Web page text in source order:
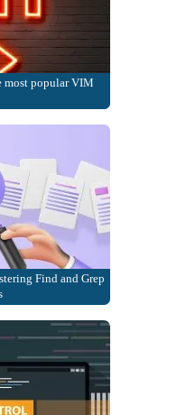
most popular VIM
Find and Grep